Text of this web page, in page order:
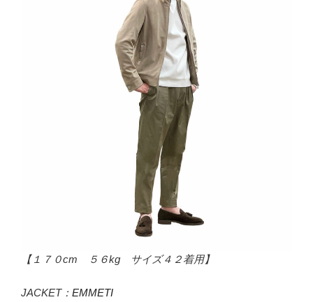
【１７０cm ５６kg サイズ４２着用】
JACKET： EMMETI